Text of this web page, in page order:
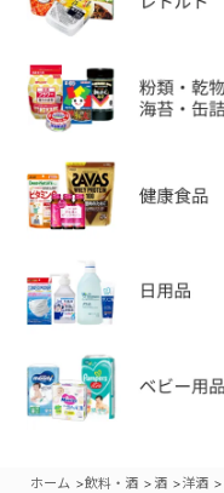
ホーム >飲料・酒 > 酒 >洋酒 >